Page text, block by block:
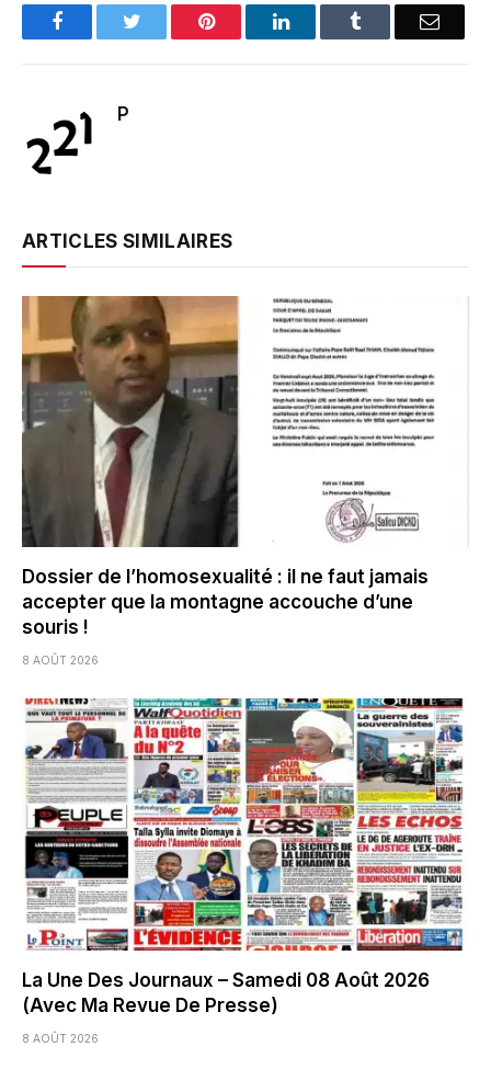
FacebookTwitter Pinterest LinkedInTumblr Email
P
ARTICLES SIMILAIRES
Dossier de l’homosexualité : il ne faut jamais
accepter que la montagne accouche d’une
souris !
8 AOÛT 2026
La Une Des Journaux – Samedi 08 Août 2026
(Avec Ma Revue De Presse)
8 AOÛT 2026